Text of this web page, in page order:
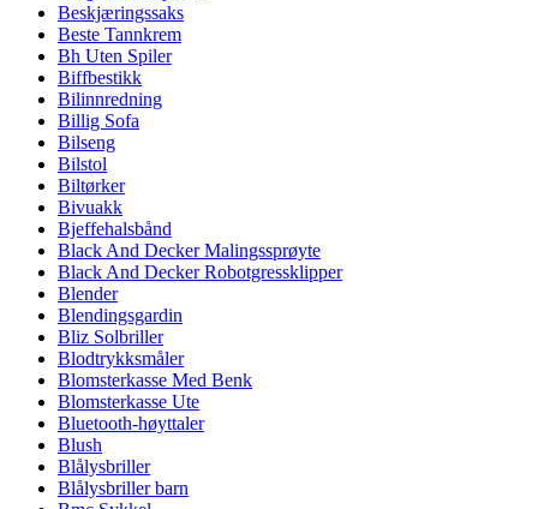
Beskjæringssaks
Beste Tannkrem
Bh Uten Spiler
Biffbestikk
Bilinnredning
Billig Sofa
Bilseng
Bilstol
Biltørker
Bivuakk
Bjeffehalsbånd
Black And Decker Malingssprøyte
Black And Decker Robotgressklipper
Blender
Blendingsgardin
Bliz Solbriller
Blodtrykksmåler
Blomsterkasse Med Benk
Blomsterkasse Ute
Bluetooth-høyttaler
Blush
Blålysbriller
Blålysbriller barn